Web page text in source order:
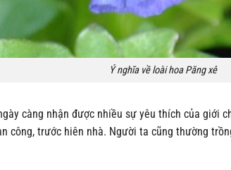
Ý nghĩa về loài hoa Păng xê
càng nhận được nhiều sự yêu thích của giới
công, trước hiên nhà. Người ta cũng thường